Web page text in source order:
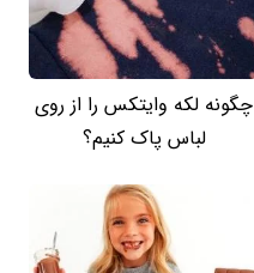
چگونه لکه وایتکس را از روی
لباس پاک کنیم؟